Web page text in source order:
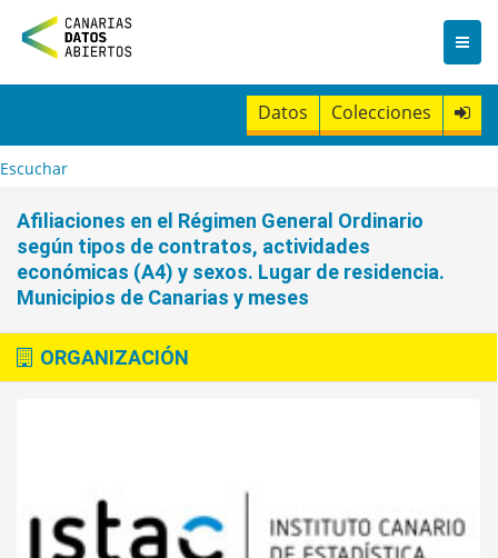
n
t
Datos Colecciones
Escuchar
Afiliaciones en el Régimen General Ordinario
según tipos de contratos, actividades
económicas (A4) y sexos. Lugar de residencia.
Municipios de Canarias y meses
ORGANIZACIÓN